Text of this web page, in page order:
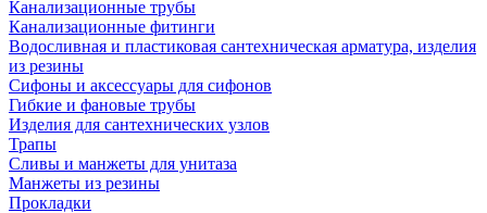
Канализационные трубы
Канализационные фитинги
Водосливная и пластиковая сантехническая арматура, изделия
из резины
Сифоны и аксессуары для сифонов
Гибкие и фановые трубы
Изделия для сантехнических узлов
Трапы
Сливы и манжеты для унитаза
Манжеты из резины
Прокладки